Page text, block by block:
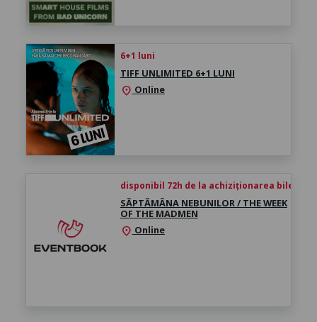
6+1 luni
TIFF UNLIMITED 6+1 LUNI
location_on Online
disponibil 72h de la achiziționarea biletului
SĂPTĂMÂNA NEBUNILOR / THE WEEK
OF THE MADMEN
location_on Online